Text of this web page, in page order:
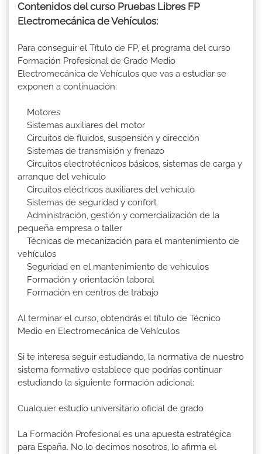
Contenidos del curso Pruebas Libres FP
Electromecánica de Vehículos:
Para conseguir el Título de FP, el programa del curso
Formación Profesional de Grado Medio
Electromecánica de Vehículos que vas a estudiar se
exponen a continuación:
Motores
Sistemas auxiliares del motor
Circuitos de fluidos, suspensión y dirección
Sistemas de transmisión y frenazo
Circuitos electrotécnicos básicos, sistemas de carga y
arranque del vehículo
Circuitos eléctricos auxiliares del vehículo
Sistemas de seguridad y confort
Administración, gestión y comercialización de la
pequeña empresa o taller
Técnicas de mecanización para el mantenimiento de
vehículos
Seguridad en el mantenimiento de vehículos
Formación y orientación laboral
Formación en centros de trabajo
Al terminar el curso, obtendrás el título de Técnico
Medio en Electromecánica de Vehículos
Si te interesa seguir estudiando, la normativa de nuestro
sistema formativo establece que podrías continuar
estudiando la siguiente formación adicional:
Cualquier estudio universitario oficial de grado
La Formación Profesional es una apuesta estratégica
para España. No lo decimos nosotros, lo afirma el